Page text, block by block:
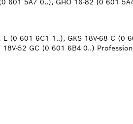
601 5A7 0..), GHO 16-82 (0 601
L (0 601 6C1 1..), GKS 18V-68 C (0
18V-52 GC (0 601 6B4 0..)